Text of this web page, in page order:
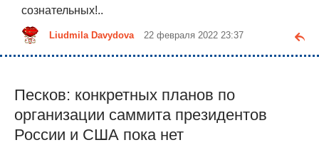
сознательных!..
Liudmila Davydova 22 февраля 2022 23:37
Песков: конкретных планов по
организации саммита президентов
России и США пока нет